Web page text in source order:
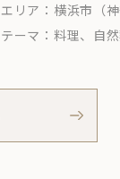
エリア： 横浜市（
テーマ： 料理、自